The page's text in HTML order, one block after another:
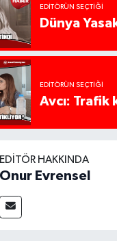
EDITÖRÜN SEÇTIĞI
Dünya
EDITÖRÜN SEÇTIĞI
Avcı: Trafik
EDITÖR HAKKINDA
Onur Evrensel